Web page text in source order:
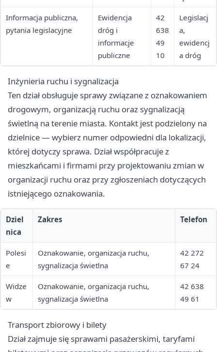
Informacja publiczna,
pytania legislacyjne
Ewidencja
dróg i
informacje
publiczne
42
638
49
10
Legislacj
a,
ewidencj
a dróg
Inżynieria ruchu i sygnalizacja
Ten dział obsługuje sprawy związane z oznakowaniem
drogowym, organizacją ruchu oraz sygnalizacją
świetlną na terenie miasta. Kontakt jest podzielony na
dzielnice — wybierz numer odpowiedni dla lokalizacji,
której dotyczy sprawa. Dział współpracuje z
mieszkańcami i firmami przy projektowaniu zmian w
organizacji ruchu oraz przy zgłoszeniach dotyczących
istniejącego oznakowania.
Dziel
nica
Zakres Telefon
Polesi
e
Oznakowanie, organizacja ruchu,
sygnalizacja świetlna
42 272
67 24
Widze
w
Oznakowanie, organizacja ruchu,
sygnalizacja świetlna
42 638
49 61
Transport zbiorowy i bilety
Dział zajmuje się sprawami pasażerskimi, taryfami